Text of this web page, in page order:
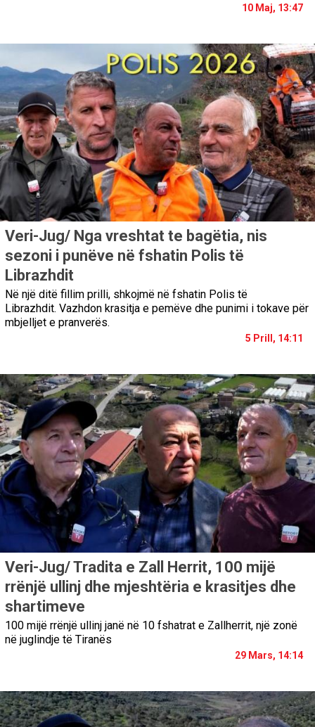
10 Maj, 13:47
Veri-Jug/ Nga vreshtat te bagëtia, nis
sezoni i punëve në fshatin Polis të
Librazhdit
Në një ditë fillim prilli, shkojmë në fshatin Polis të
Librazhdit. Vazhdon krasitja e pemëve dhe punimi i tokave për
mbjelljet e pranverës.
5 Prill, 14:11
Veri-Jug/ Tradita e Zall Herrit, 100 mijë
rrënjë ullinj dhe mjeshtëria e krasitjes dhe
shartimeve
100 mijë rrënjë ullinj janë në 10 fshatrat e Zallherrit, një zonë
në juglindje të Tiranës
29 Mars, 14:14